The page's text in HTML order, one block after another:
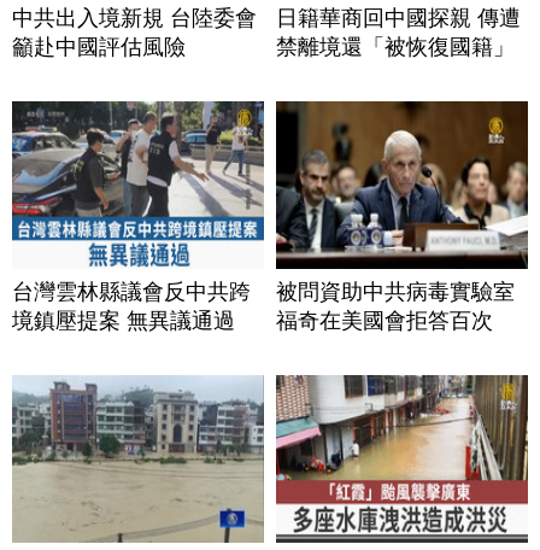
中共出入境新規 台陸委會
籲赴中國評估風險
日籍華商回中國探親 傳遭
禁離境還「被恢復國籍」
台灣雲林縣議會反中共跨
境鎮壓提案 無異議通過
被問資助中共病毒實驗室
福奇在美國會拒答百次